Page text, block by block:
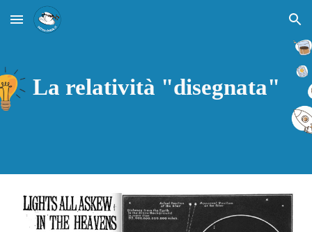
Skip to main content Skip to navigation
La relatività "disegnata"